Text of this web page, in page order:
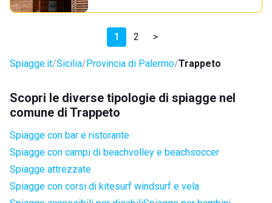
1 2 >
Spiagge.it Sicilia Provincia di Palermo Trappeto
Scopri le diverse tipologie di spiagge nel
comune di Trappeto
Spiagge con bar e ristorante
Spiagge con campi di beachvolley e beachsoccer
Spiagge attrezzate
Spiagge con corsi di kitesurf windsurf e vela